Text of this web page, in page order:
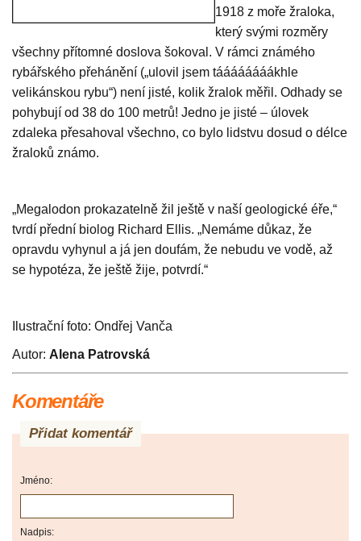
1918 z moře žraloka,
který svými rozměry
všechny přítomné doslova šokoval. V rámci známého
rybářského přehánění („ulovil jsem táááááááákhle
velikánskou rybu“) není jisté, kolik žralok měřil. Odhady se
pohybují od 38 do 100 metrů! Jedno je jisté – úlovek
zdaleka přesahoval všechno, co bylo lidstvu dosud o délce
žraloků známo.
„Megalodon prokazatelně žil ještě v naší geologické éře,“
tvrdí přední biolog Richard Ellis. „Nemáme důkaz, že
opravdu vyhynul a já jen doufám, že nebudu ve vodě, až
se hypotéza, že ještě žije, potvrdí.“
Ilustrační foto: Ondřej Vanča
Autor: Alena Patrovská
Komentáře
Přidat komentář
Jméno:
Nadpis: